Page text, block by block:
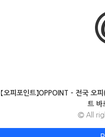
【오피포인트】OPPOINT - 전국 오
트 바
All